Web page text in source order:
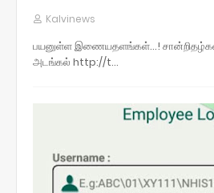
Kalvinews
பயனுள்ள இணையதளங்கள்...! சான்றிதழ்கள்
அடங்கல் http://t…